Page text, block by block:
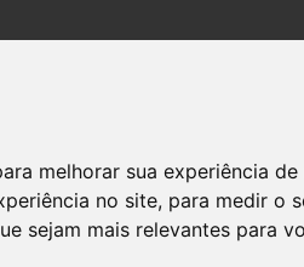
melhorar sua experiência
no site, para medir o
sejam mais relevantes para
Comp X 50 x